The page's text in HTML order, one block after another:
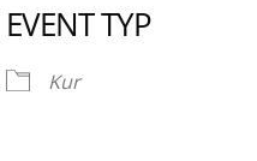
EVENT TYP
Kur